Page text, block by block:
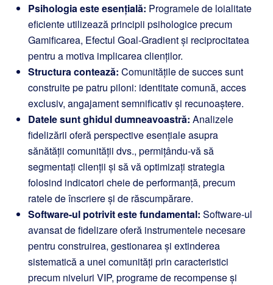
Psihologia este esențială: Programele de loialitate
eficiente utilizează principii psihologice precum
Gamificarea, Efectul Goal-Gradient și reciprocitatea
pentru a motiva implicarea clienților.
Structura contează: Comunitățile de succes sunt
construite pe patru piloni: identitate comună, acces
exclusiv, angajament semnificativ și recunoaștere.
Datele sunt ghidul dumneavoastră: Analizele
fidelizării oferă perspective esențiale asupra
sănătății comunității dvs., permițându-vă să
segmentați clienții și să vă optimizați strategia
folosind indicatori cheie de performanță, precum
ratele de înscriere și de răscumpărare.
Software-ul potrivit este fundamental: Software-ul
avansat de fidelizare oferă instrumentele necesare
pentru construirea, gestionarea și extinderea
sistematică a unei comunități prin caracteristici
precum niveluri VIP, programe de recompense și